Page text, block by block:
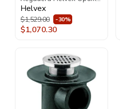
H-200 con Brazo y
Chapetón Cromo
Helvex
$1,529.00 -30%
$1,070.30